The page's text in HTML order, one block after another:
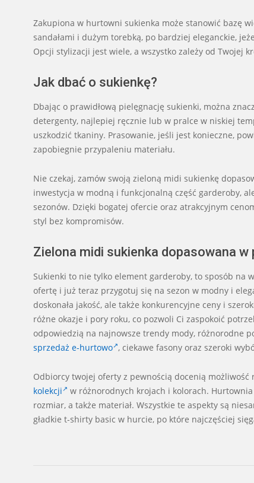
Zakupiona w hurtowni sukienka może stanowić bazę
sandałami i dużym torebką, po bardziej eleganckie,
Opcji stylizacji jest wiele, a wszystko zależy od Twojej
Jak dbać o sukienkę?
Dbając o prawidłową pielęgnację sukienki, można
detergenty, najlepiej ręcznie lub w pralce w niskiej
uszkodzić tkaniny. Prasowanie, jeśli jest konieczne,
zapobiegnie przypaleniu materiału.
Nie czekaj, zamów swoją zieloną midi sukienkę
inwestycja w modną i funkcjonalną część garderoby,
sezonów. Dzięki bogatej ofercie oraz atrakcyjnym
styl bez kompromisów.
Zielona midi sukienka dopasowana w
Sukienki to nie tylko element garderoby, to sposób na
ofertę i już teraz przygotuj się na sezon w modny i
doskonała jakość, ale także konkurencyjne ceny i
różne okazje i pory roku, co pozwoli Ci zaspokoić
odpowiedzią na najnowsze trendy mody, różnorodne
sprzedaż e-hurtowo , ciekawe fasony oraz szeroki
Odbiorcy twojej oferty z pewnością docenią
kolekcji
w różnorodnych krojach i kolorach.
rozmiar, a także materiał. Wszystkie te aspekty są
gładkie t-shirty basic w hurcie, po które najczęściej